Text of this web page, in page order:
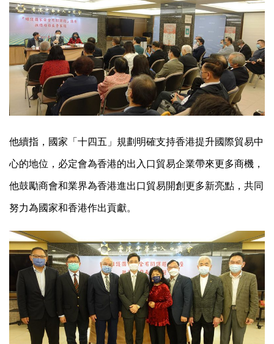
他續指，國家「十四五」規劃明確支持香港提升國際貿易中
心的地位，必定會為香港的出入口貿易企業帶來更多商機，
他鼓勵商會和業界為香港進出口貿易開創更多新亮點，共同
努力為國家和香港作出貢獻。